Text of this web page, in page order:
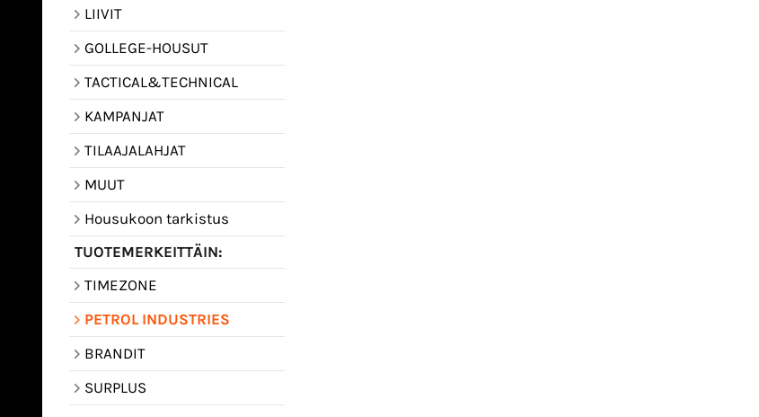
LIIVIT
GOLLEGE-HOUSUT
TACTICAL&TECHNICAL
KAMPANJAT
TILAAJALAHJAT
MUUT
Housukoon tarkistus
TUOTEMERKEITTÄIN:
TIMEZONE
PETROL INDUSTRIES
BRANDIT
SURPLUS